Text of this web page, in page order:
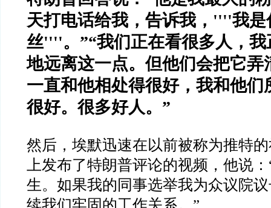
天打电话给我，告诉我， ''''我是
丝''''。 ”“我们正在看很多人，
地远离这一点。但他们会把它弄
一直和他相处得很好，我和他们
很好。很多好人。 ”
然后，埃默迅速在以前被称为推特
上发布了特朗普评论的视频，他说：
生。如果我的同事选举我为众议院
续我们牢固的工作关系。 ”